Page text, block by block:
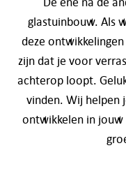
glastuinbouw. Als
deze
zijn dat je voor
achterop loopt.
vinden. Wij helpen
ontwikkelen in jouw